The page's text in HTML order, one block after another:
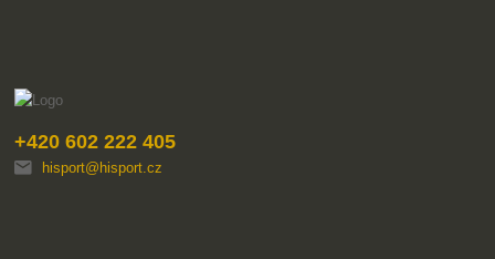
+420 602 222 405
hisport@hisport.cz